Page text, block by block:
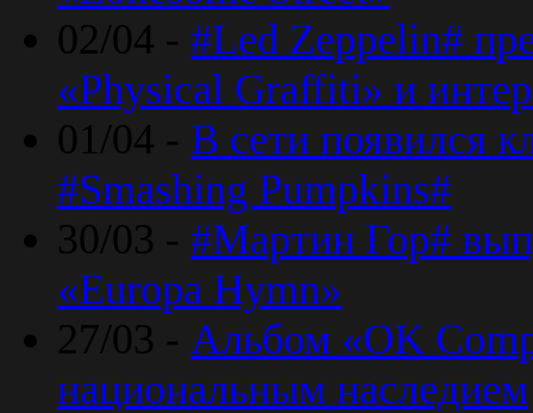
02/04 - #Led Zeppelin#
«Physical Graffiti» и
01/04 - В сети появился
#Smashing Pumpkins#
30/03 - #Мартин Гор#
«Europa Hymn»
27/03 - Альбом «OK
национальным наследием